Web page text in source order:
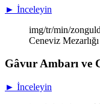
► İnceleyin
img/tr/min/
Ceneviz
Gâvur Ambarı ve
► İnceleyin